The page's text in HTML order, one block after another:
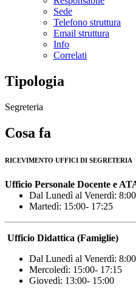
Sede
Telefono struttura
Email struttura
Info
Correlati
Tipologia
Segreteria
Cosa fa
RICEVIMENTO UFFICI DI SEGRETERIA
Ufficio Personale Docente e
Dal Lunedì al Venerdì:
Martedì: 15:00- 17:25
Ufficio Didattica (Famiglie)
Dal Lunedì al Venerdì:
Mercoledì: 15:00- 17:15
Giovedì: 13:00- 15:00